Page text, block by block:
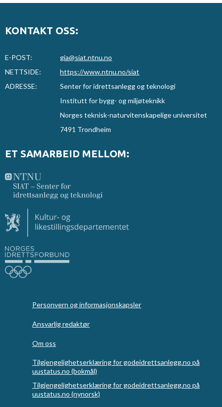
KONTAKT OSS:
E-POST:
gia@siat.ntnu.no
NETTSIDE:
https://www.ntnu.no/siat
ADRESSE:
Senter for idrettsanlegg og teknologi
Institutt for bygg- og miljøteknikk
Norges teknisk-naturvitenskapelige universitet
7491 Trondheim
ET SAMARBEID MELLOM:
Personvern og informasjonskapsler
Ansvarlig redaktør
Om oss
Tilgjengelighetserklæring for godeidrettsanlegg.no på
uustatus.no (bokmål)
Tilgjengelighetserklæring for godeidrettsanlegg.no på
uustatus.no (nynorsk)